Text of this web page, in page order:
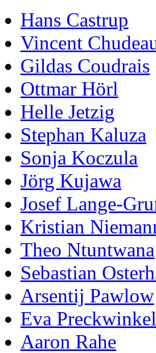
Hans Castrup
Vincent
Gildas Coudrais
Ottmar Hörl
Helle Jetzig
Stephan Kaluza
Sonja Koczula
Jörg Kujawa
Josef Lange-
Kristian
Theo Ntuntwana
Sebastian
Arsentij Pawlow
Eva Preckwinkel
Aaron Rahe